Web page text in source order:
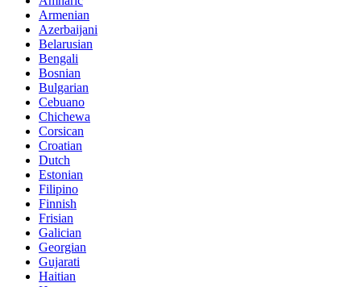
Armenian
Azerbaijani
Belarusian
Bengali
Bosnian
Bulgarian
Cebuano
Chichewa
Corsican
Croatian
Dutch
Estonian
Filipino
Finnish
Frisian
Galician
Georgian
Gujarati
Haitian